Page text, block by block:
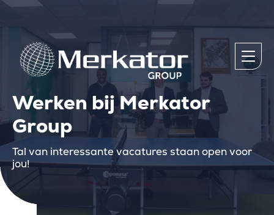
Werken bij Merkator
Group
Tal van interessante vacatures staan open voor
jou!